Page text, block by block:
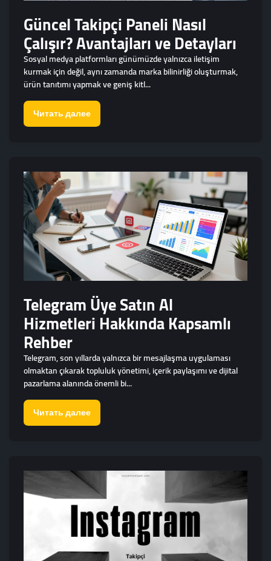
Güncel Takipçi Paneli Nasıl
Çalışır? Avantajları ve Detayları
Sosyal medya platformları günümüzde yalnızca iletişim
kurmak için değil, aynı zamanda marka bilinirliği oluşturmak,
ürün tanıtımı yapmak ve geniş kitl...
Читать далее
Telegram Üye Satın Al
Hizmetleri Hakkında Kapsamlı
Rehber
Telegram, son yıllarda yalnızca bir mesajlaşma uygulaması
olmaktan çıkarak topluluk yönetimi, içerik paylaşımı ve dijital
pazarlama alanında önemli bi...
Читать далее